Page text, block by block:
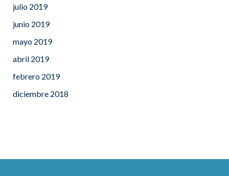
julio 2019
junio 2019
mayo 2019
abril 2019
febrero 2019
diciembre 2018